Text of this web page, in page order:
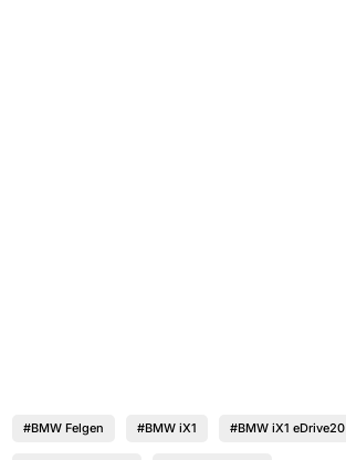
#BMW Felgen #BMW iX1 #BMW iX1 eDrive20